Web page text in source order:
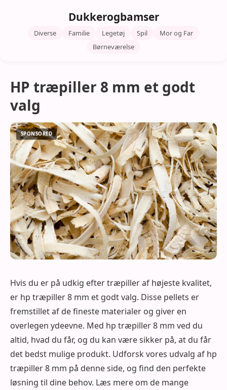
Dukkerogbamser
Diverse Familie Legetøj Spil
Mor og Far
Børneværelse
HP træpiller 8 mm et godt
valg
Hvis du er på udkig efter træpiller af højeste kvalitet,
er hp træpiller 8 mm et godt valg. Disse pellets er
fremstillet af de fineste materialer og giver en
overlegen ydeevne. Med hp træpiller 8 mm ved du
altid, hvad du får, og du kan være sikker på, at du får
det bedst mulige produkt. Udforsk vores udvalg af hp
træpiller 8 mm på denne side, og find den perfekte
løsning til dine behov. Læs mere om de mange